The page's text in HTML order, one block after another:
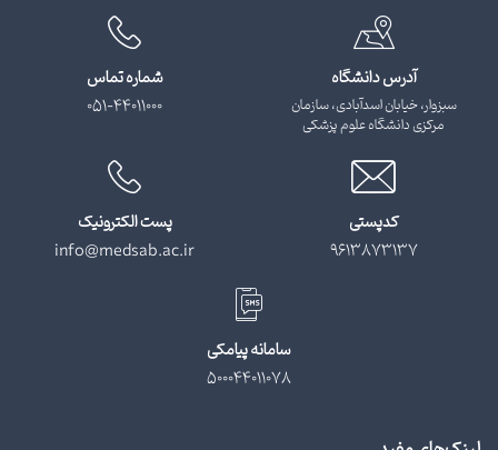
آدرس دانشگاه
سبزوار، خیابان اسدآبادی، سازمان
مرکزی دانشگاه علوم پزشکی
شماره تماس
051-44011000
کدپستی
9613873137
پست الکترونیک
info@medsab.ac.ir
سامانه پیامکی
500044011078